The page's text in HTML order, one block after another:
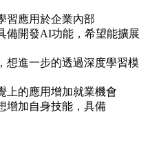
習應用於企業內部
備開發AI功能，希望能擴展
想進一步的透過深度學習模
上的應用增加就業機會
增加自身技能，具備